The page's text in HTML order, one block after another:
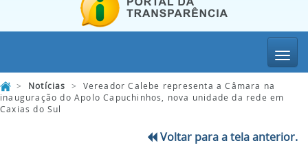
> Notícias > Vereador Calebe representa a Câmara na
inauguração do Apolo Capuchinhos, nova unidade da rede em
Caxias do Sul
Voltar para a tela anterior.